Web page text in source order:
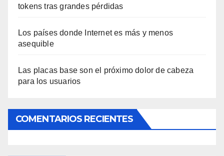
tokens tras grandes pérdidas
Los países donde Internet es más y menos
asequible
Las placas base son el próximo dolor de cabeza
para los usuarios
COMENTARIOS RECIENTES